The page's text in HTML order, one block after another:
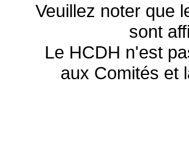
Veuillez noter que
sont
Le HCDH n'est
aux Comités et